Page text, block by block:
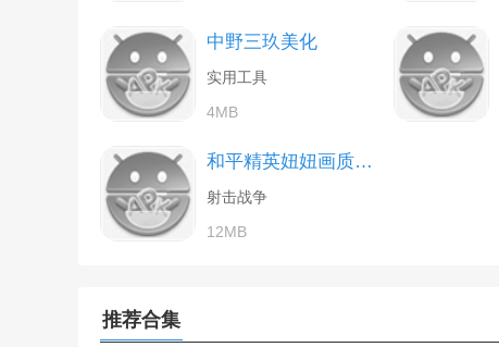
中野三玖美化
实用工具
4MB
和平精英妞妞画质怪兽
射击战争
12MB
推荐合集